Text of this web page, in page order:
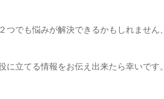
つでも悩みが解決できるかもしれません、
に立てる情報をお伝え出来たら幸いです。